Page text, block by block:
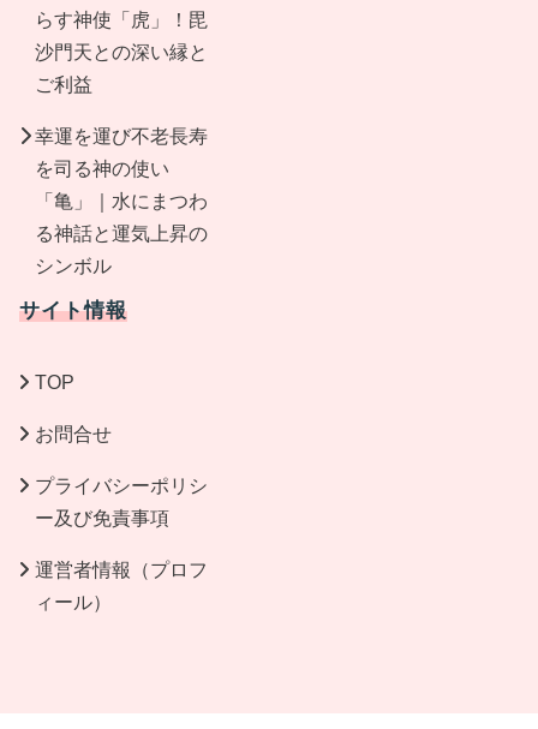
らす神使「虎」！毘
沙門天との深い縁と
ご利益
幸運を運び不老長寿
を司る神の使い
「亀」｜水にまつわ
る神話と運気上昇の
シンボル
サイト情報
TOP
お問合せ
プライバシーポリシ
ー及び免責事項
運営者情報（プロフ
ィール）